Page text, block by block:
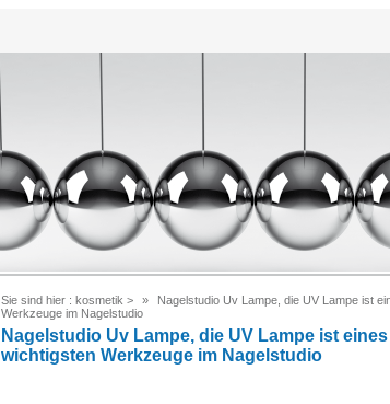
Sie sind hier : kosmetik >
Nagelstudio Uv Lampe, die UV Lampe ist
Werkzeuge im Nagelstudio
Nagelstudio Uv Lampe, die UV Lampe ist
wichtigsten Werkzeuge im Nagelstudio